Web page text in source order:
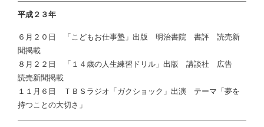
平成２３年
６月２０日 「こどもお仕事塾」出版 明治書院 書評 読売新
聞掲載
８月２２日 「１４歳の人生練習ドリル」出版 講談社 広告
読売新聞掲載
１１月６日 ＴＢＳラジオ「ガクショック」出演 テーマ「夢を
持つことの大切さ」